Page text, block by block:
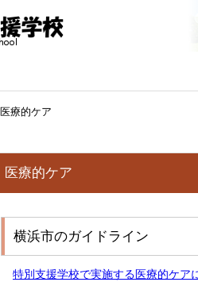
医療的ケア
医療的ケア
横浜市のガイドライン
特別支援学校で実施する医療的ケア